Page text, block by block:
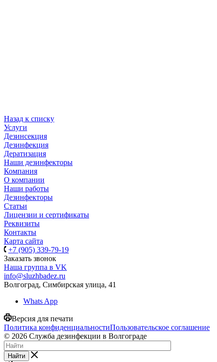
Назад к списку
Услуги
Дезинсекция
Дезинфекция
Дератизация
Наши дезинфекторы
Компания
О компании
Наши работы
Дезинфекторы
Статьи
Лицензии и сертификаты
Реквизиты
Контакты
Карта сайта
+7 (905) 339-79-19
Заказать звонок
Наша группа в VK
info@sluzhbadez.ru
Волгоград, Симбирская улица, 41
Whats App
Версия для печати
Политика конфиденциальностиПользовательское соглашение
© 2026 Служба дезинфекции в Волгограде
Найти